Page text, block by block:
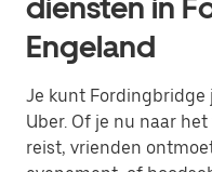
diensten in
Engeland
Je kunt Fordingbridge
Uber. Of je nu naar
reist, vrienden